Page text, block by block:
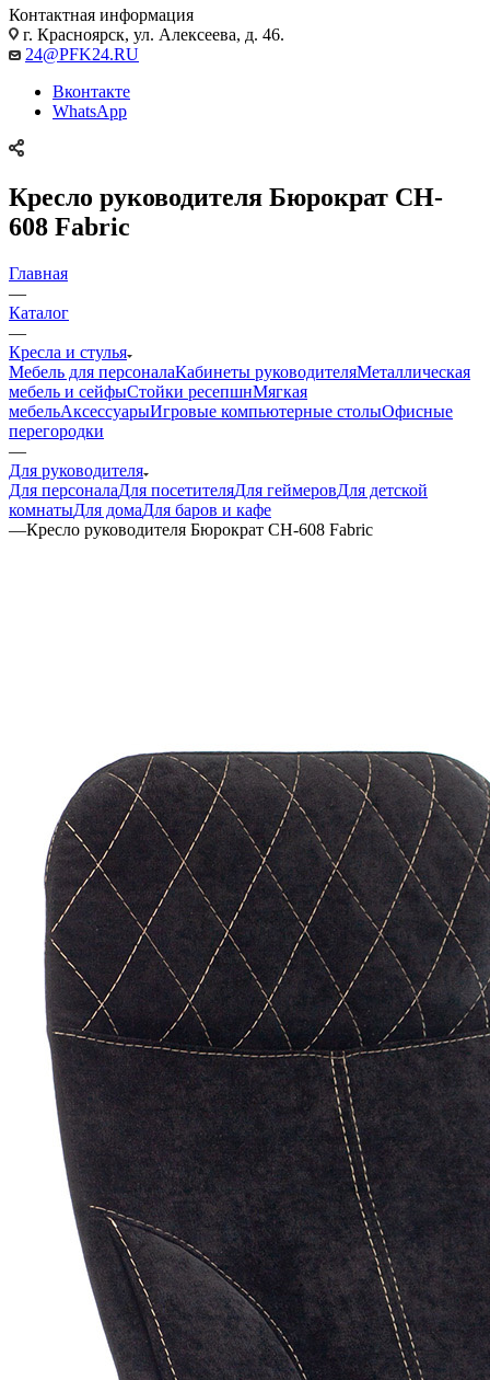
Контактная информация
г. Красноярск, ул. Алексеева, д. 46.
24@PFK24.RU
Вконтакте
WhatsApp
Кресло руководителя Бюрократ CH-
608 Fabric
Главная
—
Каталог
—
Кресла и стулья
Мебель для персоналаКабинеты руководителяМеталлическая
мебель и сейфыСтойки ресепшнМягкая
мебельАксессуарыИгровые компьютерные столыОфисные
перегородки
—
Для руководителя
Для персоналаДля посетителяДля геймеровДля детской
комнатыДля домаДля баров и кафе
—Кресло руководителя Бюрократ CH-608 Fabric